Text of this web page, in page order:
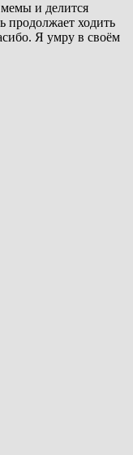
мемы и делится
продолжает ходить
Я умру в своём